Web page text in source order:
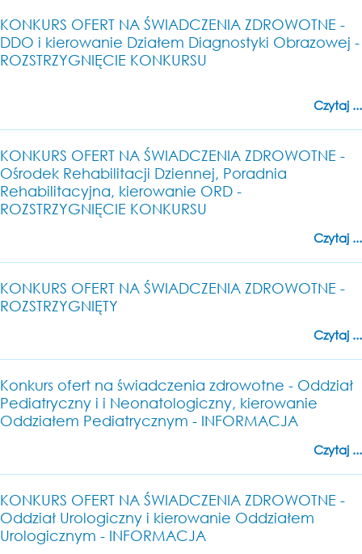
KONKURS OFERT NA ŚWIADCZENIA ZDROWOTNE -
DDO i kierowanie Działem Diagnostyki Obrazowej -
ROZSTRZYGNIĘCIE KONKURSU
Czytaj ...
KONKURS OFERT NA ŚWIADCZENIA ZDROWOTNE -
Ośrodek Rehabilitacji Dziennej, Poradnia
Rehabilitacyjna, kierowanie ORD -
ROZSTRZYGNIĘCIE KONKURSU
Czytaj ...
KONKURS OFERT NA ŚWIADCZENIA ZDROWOTNE -
ROZSTRZYGNIĘTY
Czytaj ...
Konkurs ofert na świadczenia zdrowotne - Oddział
Pediatryczny i i Neonatologiczny, kierowanie
Oddziałem Pediatrycznym - INFORMACJA
Czytaj ...
KONKURS OFERT NA ŚWIADCZENIA ZDROWOTNE -
Oddział Urologiczny i kierowanie Oddziałem
Urologicznym - INFORMACJA